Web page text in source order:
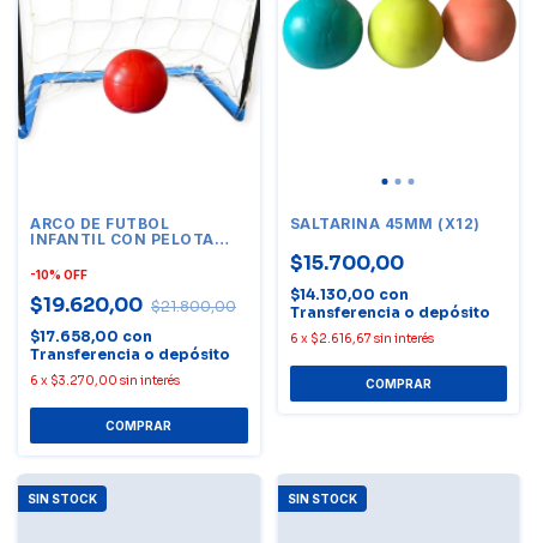
ARCO DE FUTBOL
INFANTIL CON PELOTA
-10% OFF
$19.620,00 $21.800,00
$17.658,00 con
Transferencia o depósito
6 x $3.270,00 sin interés
SALTARINA 45MM (X12)
$15.700,00
$14.130,00 con
Transferencia o depósito
6 x $2.616,67 sin interés
SIN STOCK SIN STOCK